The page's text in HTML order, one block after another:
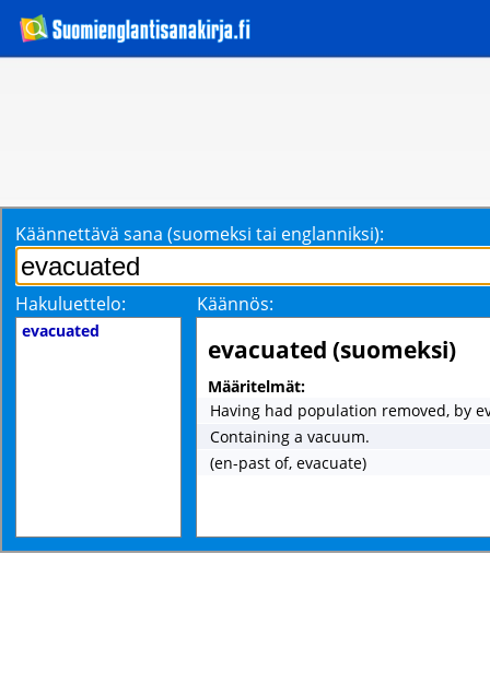
Käännettävä sana (suomeksi tai englanniksi):
Hakuluettelo: Käännös:
evacuated
evacuated (suomeksi)
Määritelmät:
Having had population removed, by
Containing a vacuum.
(en-past of, evacuate)